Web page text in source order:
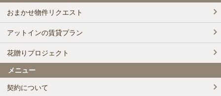
おまかせ物件リクエスト
アットインの賃貸プラン
花贈りプロジェクト
メニュー
契約について